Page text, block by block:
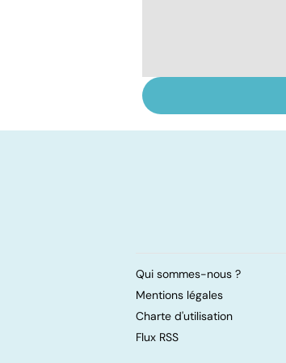
comment s'en
Qui sommes-nous ?
Mentions légales
Charte d'utilisation
Flux RSS